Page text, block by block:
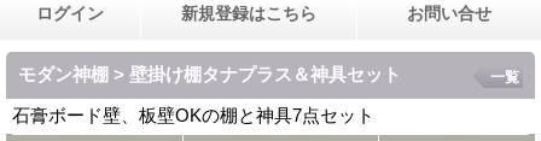
ログイン 新規登録はこちら お問い合せ
モダン神棚 > 壁掛け棚タナプラス＆神具セット
石膏ボード壁、板壁OKの棚と神具7点セット
一覧